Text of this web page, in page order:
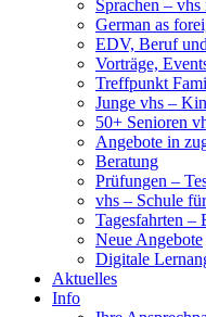
Sprachen –
German as
EDV, Beruf
Vorträge,
Treffpunkt
Junge vhs –
50+ Senioren
Angebote in
Beratung
Prüfungen –
vhs – Schule
Tagesfahrten –
Neue Angebote
Digitale
Aktuelles
Info